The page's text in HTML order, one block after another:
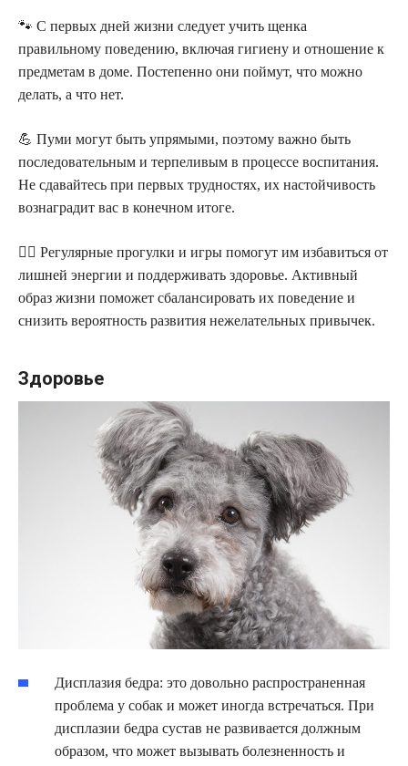
🐾 С первых дней жизни следует учить щенка
правильному поведению, включая гигиену и отношение к
предметам в доме. Постепенно они поймут, что можно
делать, а что нет.
💪 Пуми могут быть упрямыми, поэтому важно быть
последовательным и терпеливым в процессе воспитания.
Не сдавайтесь при первых трудностях, их настойчивость
вознаградит вас в конечном итоге.
🏃‍♀️ Регулярные прогулки и игры помогут им избавиться от
лишней энергии и поддерживать здоровье. Активный
образ жизни поможет сбалансировать их поведение и
снизить вероятность развития нежелательных привычек.
Здоровье
Дисплазия бедра: это довольно распространенная
проблема у собак и может иногда встречаться. При
дисплазии бедра сустав не развивается должным
образом, что может вызывать болезненность и